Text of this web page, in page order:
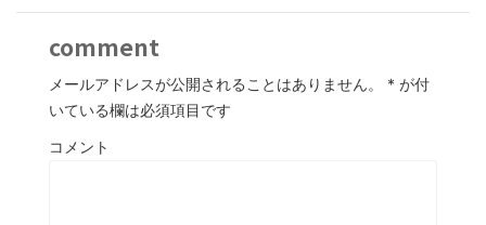
comment
メールアドレスが公開されることはありません。 * が付
いている欄は必須項目です
コメント